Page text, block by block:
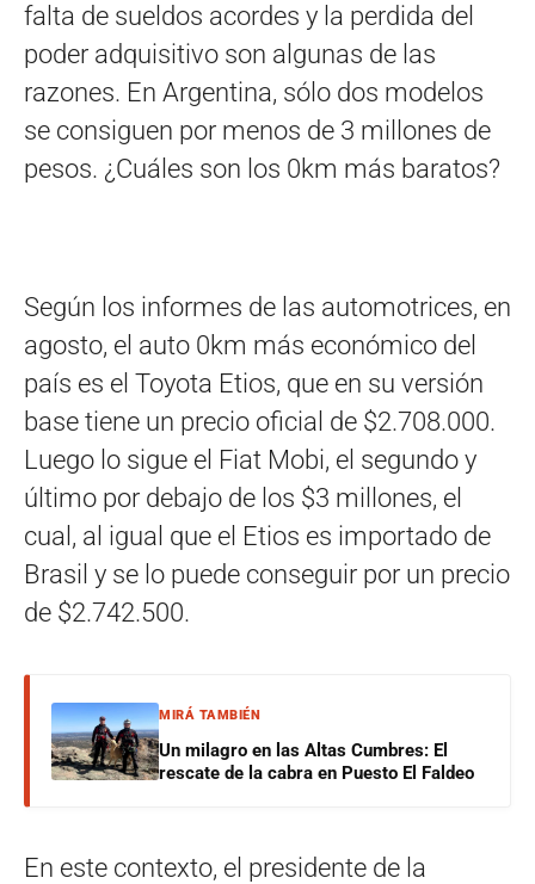
falta de sueldos acordes y la perdida del
poder adquisitivo son algunas de las
razones. En Argentina, sólo dos modelos
se consiguen por menos de 3 millones de
pesos. ¿Cuáles son los 0km más baratos?
Según los informes de las automotrices, en
agosto, el auto 0km más económico del
país es el Toyota Etios, que en su versión
base tiene un precio oficial de $2.708.000.
Luego lo sigue el Fiat Mobi, el segundo y
último por debajo de los $3 millones, el
cual, al igual que el Etios es importado de
Brasil y se lo puede conseguir por un precio
de $2.742.500.
MIRÁ TAMBIÉN
Un milagro en las Altas Cumbres: El
rescate de la cabra en Puesto El Faldeo
En este contexto, el presidente de la